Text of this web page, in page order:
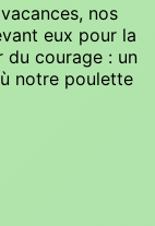
nos
eux pour la
du courage : un
notre poulette